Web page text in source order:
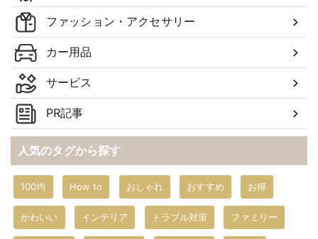
ファッション・アクセサリー
カー用品
サービス
PR記事
人気のタグから探す
100均 How to おしゃれ おすすめ お得
かわいい インテリア トラブル対策 ファミリー